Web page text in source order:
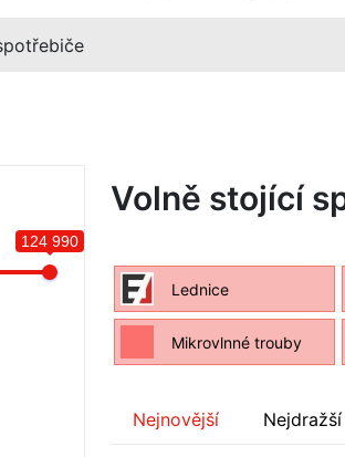
124 990
Volně stojící
Lednice
Mikrovlnné trouby
Nejnovější Nejdražší